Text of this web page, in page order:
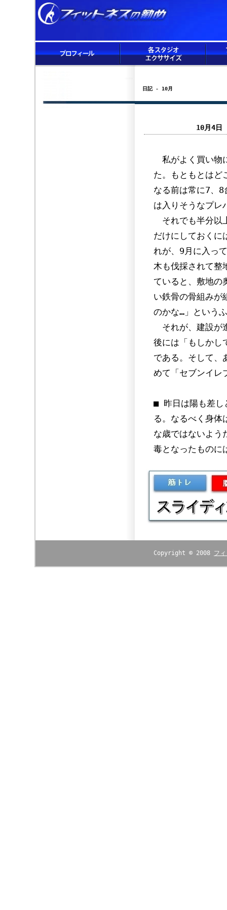
日記 - 10月
10月4日
私がよく買い物
た。もともとはど
なる前は常に7、
は入りそうなプレ
それでも半分以
だけにしておくに
れが、9月に入っ
木も伐採されて整
ていると、敷地の
い鉄骨の骨組みが
のかな…」という
それが、建設が
後には「もしかし
である。そして、
めて「セブンイレ
■ 昨日は陽も差し
る。なるべく身体
な歳ではないよう
毒となったものに
Copyright © 2008 フ